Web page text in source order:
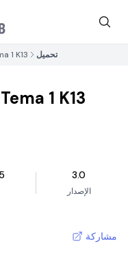
1 K13 تحميل
1 K13
3.0
الإصدار
مشاركة